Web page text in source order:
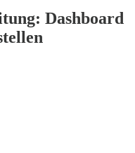
Dashboard